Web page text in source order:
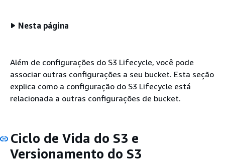
Nesta página
Além de configurações do S3 Lifecycle, você pode
associar outras configurações a seu bucket. Esta seção
explica como a configuração do S3 Lifecycle está
relacionada a outras configurações de bucket.
Ciclo de Vida do S3 e
Versionamento do S3